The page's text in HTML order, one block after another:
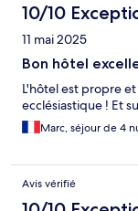
10/10
11 mai 2025
Bon hôtel
L'hôtel est propre
ecclésiastique ! Et
Marc, séjour de 4
Avis vérifié